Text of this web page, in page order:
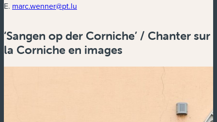
E. marc.wenner@pt.lu
‘Sangen op der Corniche’ / Chanter sur
la Corniche en images